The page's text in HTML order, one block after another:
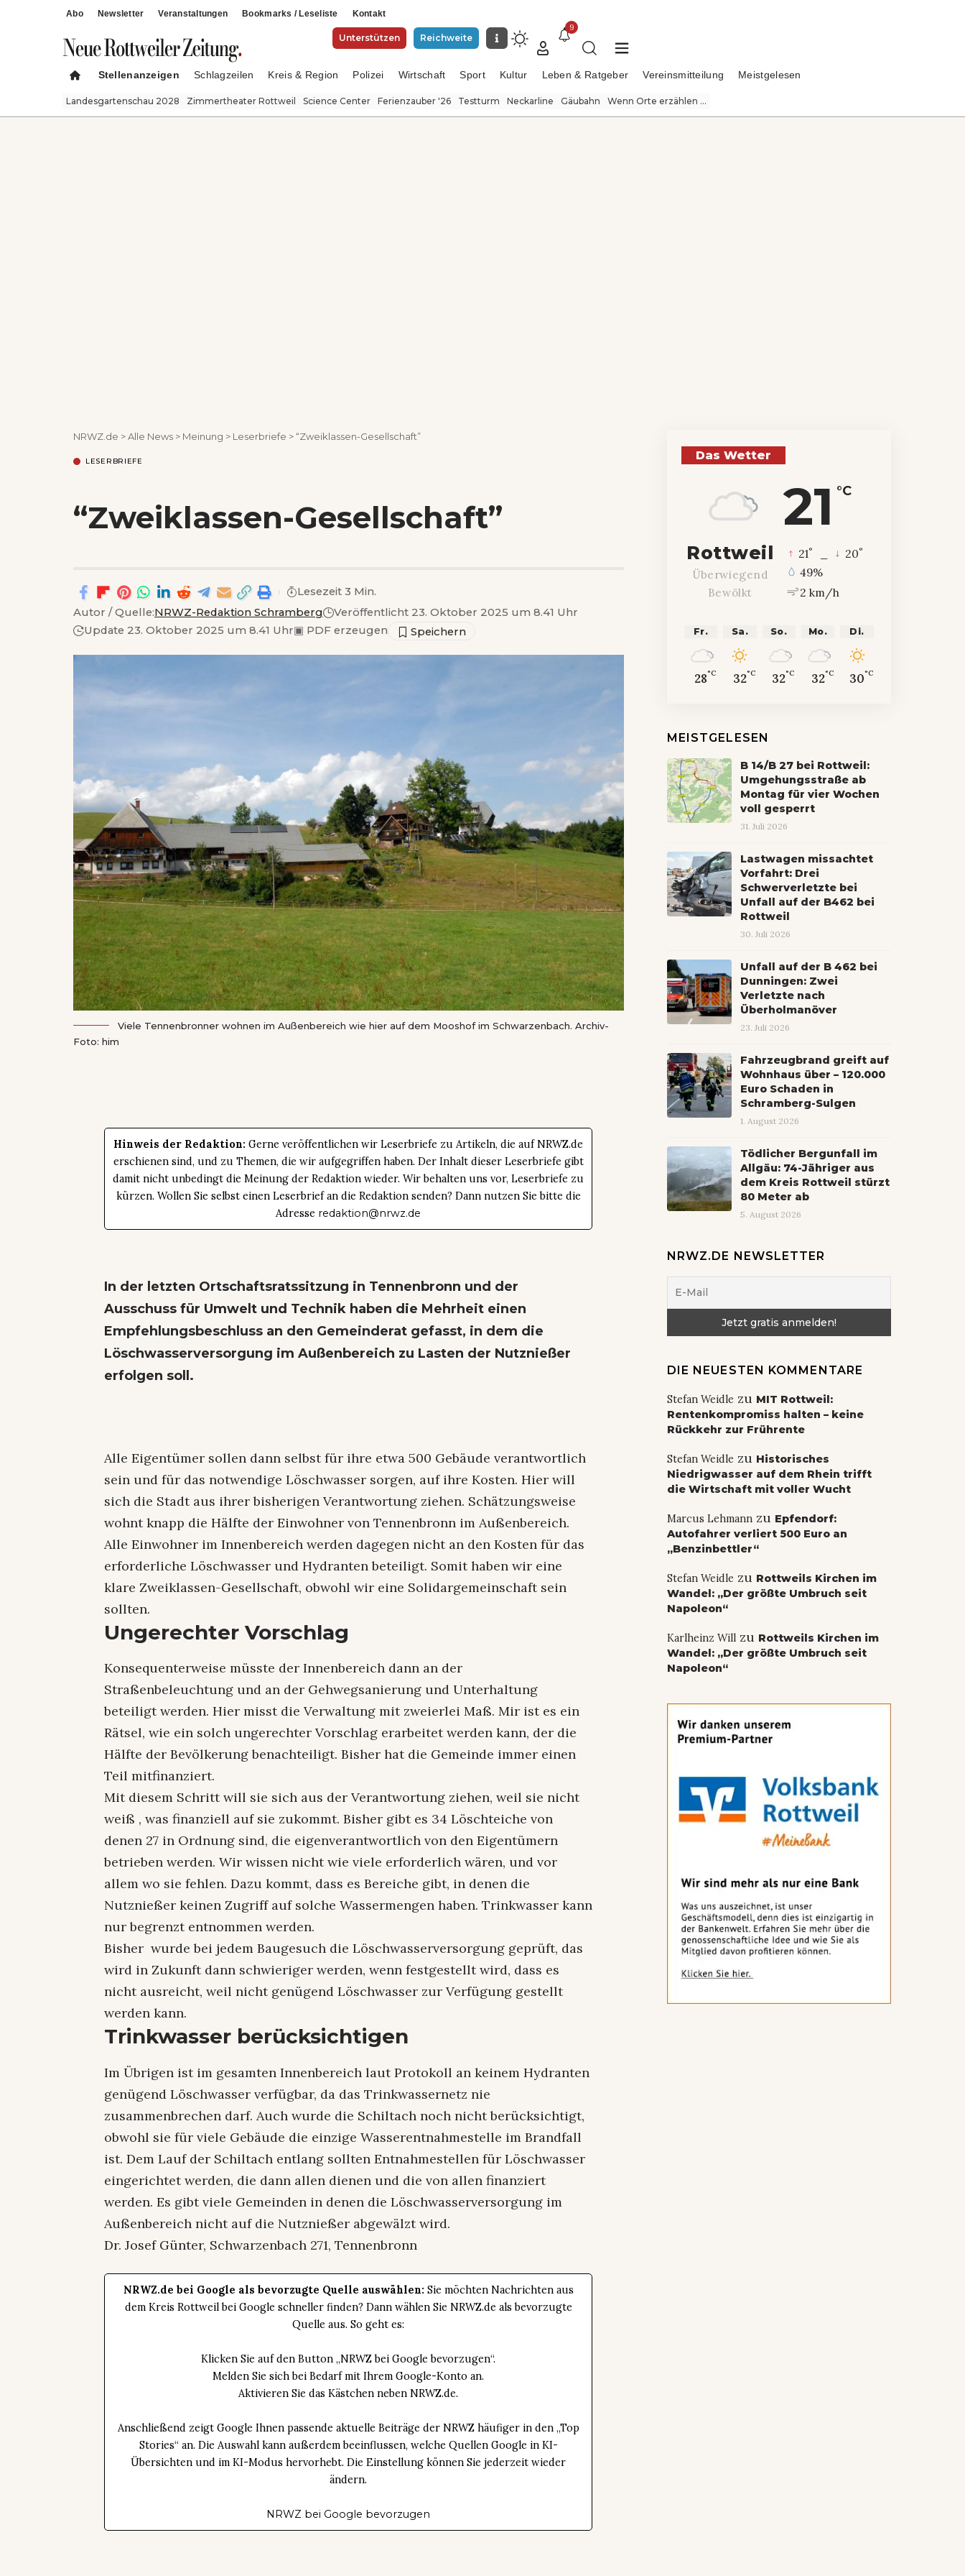
Abo Newsletter Veranstaltungen Bookmarks / Leseliste Kontakt
Unterstützen Reichweite
9
Stellenanzeigen Schlagzeilen Kreis & Region Polizei Wirtschaft Sport Kultur Leben & Ratgeber Vereinsmitteilung Meistgelesen
Landesgartenschau 2028 Zimmertheater Rottweil Science Center Ferienzauber '26 Testturm Neckarline Gäubahn Wenn Orte erzählen ...
NRWZ.de >Alle News > Meinung > Leserbriefe >“Zweiklassen-Gesellschaft”
LESERBRIEFE
“Zweiklassen-Gesellschaft”
Autor / Quelle:NRWZ-Redaktion Schramberg
Veröffentlicht 23. Oktober 2025 um 8.41 Uhr
Update 23. Oktober 2025 um 8.41 Uhr▣ PDF erzeugen
Lesezeit 3 Min.
Viele Tennenbronner wohnen im Außenbereich wie hier auf dem Mooshof im Schwarzenbach. Archiv-
Foto: him
Hinweis der Redaktion: Gerne veröffentlichen wir Leserbriefe zu Artikeln, die auf NRWZ.de
erschienen sind, und zu Themen, die wir aufgegriffen haben. Der Inhalt dieser Leserbriefe gibt
damit nicht unbedingt die Meinung der Redaktion wieder. Wir behalten uns vor, Leserbriefe zu
kürzen. Wollen Sie selbst einen Leserbrief an die Redaktion senden? Dann nutzen Sie bitte die
Adresse redaktion@nrwz.de
In der letzten Ortschaftsratssitzung in Tennenbronn und der
Ausschuss für Umwelt und Technik haben die Mehrheit einen
Empfehlungsbeschluss an den Gemeinderat gefasst, in dem die
Löschwasserversorgung im Außenbereich zu Lasten der Nutznießer
erfolgen soll.
Alle Eigentümer sollen dann selbst für ihre etwa 500 Gebäude verantwortlich
sein und für das notwendige Löschwasser sorgen, auf ihre Kosten. Hier will
sich die Stadt aus ihrer bisherigen Verantwortung ziehen. Schätzungsweise
wohnt knapp die Hälfte der Einwohner von Tennenbronn im Außenbereich.
Alle Einwohner im Innenbereich werden dagegen nicht an den Kosten für das
erforderliche Löschwasser und Hydranten beteiligt. Somit haben wir eine
klare Zweiklassen-Gesellschaft, obwohl wir eine Solidargemeinschaft sein
sollten.
Ungerechter Vorschlag
Konsequenterweise müsste der Innenbereich dann an der
Straßenbeleuchtung und an der Gehwegsanierung und Unterhaltung
beteiligt werden. Hier misst die Verwaltung mit zweierlei Maß. Mir ist es ein
Rätsel, wie ein solch ungerechter Vorschlag erarbeitet werden kann, der die
Hälfte der Bevölkerung benachteiligt. Bisher hat die Gemeinde immer einen
Teil mitfinanziert.
Mit diesem Schritt will sie sich aus der Verantwortung ziehen, weil sie nicht
weiß , was finanziell auf sie zukommt. Bisher gibt es 34 Löschteiche von
denen 27 in Ordnung sind, die eigenverantwortlich von den Eigentümern
betrieben werden. Wir wissen nicht wie viele erforderlich wären, und vor
allem wo sie fehlen. Dazu kommt, dass es Bereiche gibt, in denen die
Nutznießer keinen Zugriff auf solche Wassermengen haben. Trinkwasser kann
nur begrenzt entnommen werden.
Bisher wurde bei jedem Baugesuch die Löschwasserversorgung geprüft, das
wird in Zukunft dann schwieriger werden, wenn festgestellt wird, dass es
nicht ausreicht, weil nicht genügend Löschwasser zur Verfügung gestellt
werden kann.
Trinkwasser berücksichtigen
Im Übrigen ist im gesamten Innenbereich laut Protokoll an keinem Hydranten
genügend Löschwasser verfügbar, da das Trinkwassernetz nie
zusammenbrechen darf. Auch wurde die Schiltach noch nicht berücksichtigt,
obwohl sie für viele Gebäude die einzige Wasserentnahmestelle im Brandfall
ist. Dem Lauf der Schiltach entlang sollten Entnahmestellen für Löschwasser
eingerichtet werden, die dann allen dienen und die von allen finanziert
werden. Es gibt viele Gemeinden in denen die Löschwasserversorgung im
Außenbereich nicht auf die Nutznießer abgewälzt wird.
Dr. Josef Günter, Schwarzenbach 271, Tennenbronn
NRWZ.de bei Google als bevorzugte Quelle auswählen: Sie möchten Nachrichten aus
dem Kreis Rottweil bei Google schneller finden? Dann wählen Sie NRWZ.de als bevorzugte
Quelle aus. So geht es:
Klicken Sie auf den Button „NRWZ bei Google bevorzugen“.
Melden Sie sich bei Bedarf mit Ihrem Google-Konto an.
Aktivieren Sie das Kästchen neben NRWZ.de.
Anschließend zeigt Google Ihnen passende aktuelle Beiträge der NRWZ häufiger in den „Top
Stories“ an. Die Auswahl kann außerdem beeinflussen, welche Quellen Google in KI-
Übersichten und im KI-Modus hervorhebt. Die Einstellung können Sie jederzeit wieder
ändern.
NRWZ bei Google bevorzugen
Das Wetter
21 °C
Rottweil
Überwiegend
Bewölkt
21° 20°
49%
2 km/h
Fr.
28°C
Sa.
32°C
So.
32°C
Mo.
32°C
Di.
30°C
MEISTGELESEN
B 14/B 27 bei Rottweil:
Umgehungsstraße ab
Montag für vier Wochen
voll gesperrt
31. Juli 2026
Lastwagen missachtet
Vorfahrt: Drei
Schwerverletzte bei
Unfall auf der B462 bei
Rottweil
30. Juli 2026
Unfall auf der B 462 bei
Dunningen: Zwei
Verletzte nach
Überholmanöver
23. Juli 2026
Fahrzeugbrand greift auf
Wohnhaus über – 120.000
Euro Schaden in
Schramberg-Sulgen
1. August 2026
Tödlicher Bergunfall im
Allgäu: 74-Jähriger aus
dem Kreis Rottweil stürzt
80 Meter ab
5. August 2026
NRWZ.DE NEWSLETTER
DIE NEUESTEN KOMMENTARE
Stefan Weidle zu MIT Rottweil:
Rentenkompromiss halten – keine
Rückkehr zur Frührente
Stefan Weidle zu Historisches
Niedrigwasser auf dem Rhein trifft
die Wirtschaft mit voller Wucht
Marcus Lehmannzu Epfendorf:
Autofahrer verliert 500 Euro an
„Benzinbettler“
Stefan Weidle zu Rottweils Kirchen im
Wandel: „Der größte Umbruch seit
Napoleon“
Karlheinz Willzu Rottweils Kirchen im
Wandel: „Der größte Umbruch seit
Napoleon“